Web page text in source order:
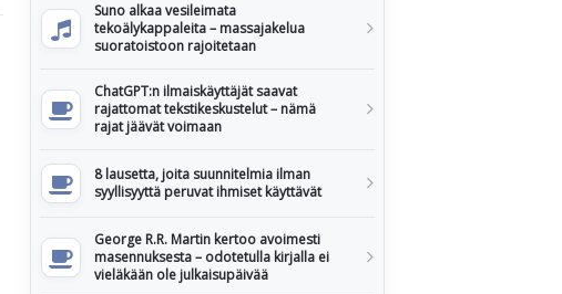
Suno alkaa vesileimata
tekoälykappaleita – massajakelua
suoratoistoon rajoitetaan
ChatGPT:n ilmaiskäyttäjät saavat
rajattomat tekstikeskustelut – nämä
rajat jäävät voimaan
8 lausetta, joita suunnitelmia ilman
syyllisyyttä peruvat ihmiset käyttävät
George R.R. Martin kertoo avoimesti
masennuksesta – odotetulla kirjalla ei
vieläkään ole julkaisupäivää